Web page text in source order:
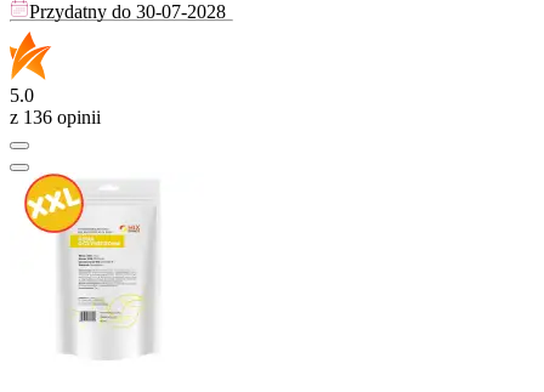
Przydatny do 30-07-2028
5.0
z 136 opinii